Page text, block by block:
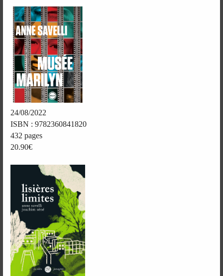
24/08/2022
ISBN : 9782360841820
432 pages
20.90€